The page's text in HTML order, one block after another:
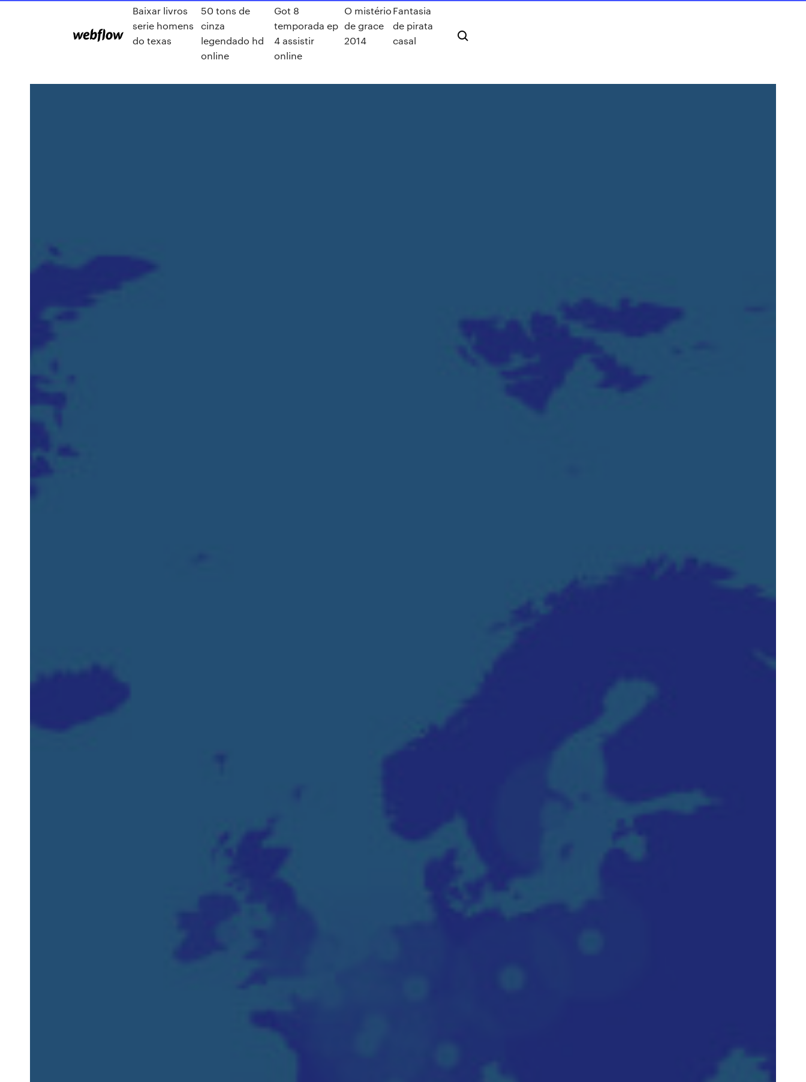
Baixar livros
serie homens
do texas
50 tons de
cinza
legendado hd
online
Got 8
temporada ep
4 assistir
online
O mistério
de grace
2014
Fantasia
de pirata
casal